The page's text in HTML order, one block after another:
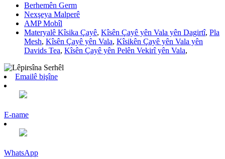
Berhemên Germ
Nexşeya Malperê
AMP Mobîl
Materyalê Kîsika Çayê, Kîsên Çayê yên Vala yên Dagirtî, Pla
Mesh, Kîsên Çayê yên Vala, Kîsikên Çayê yên Vala yên
Davids Tea, Kîsên Çayê yên Pelên Vekirî yên Vala,
Emailê bişîne
E-name
WhatsApp